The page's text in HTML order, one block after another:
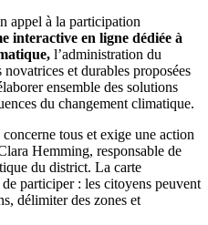
appel à la participation
interactive en ligne dédiée à
l’administration du
et durables proposées
ensemble des solutions
du changement climatique.
tous et exige une action
Hemming, responsable de
du district. La carte
participer : les citoyens peuvent
délimiter des zones et